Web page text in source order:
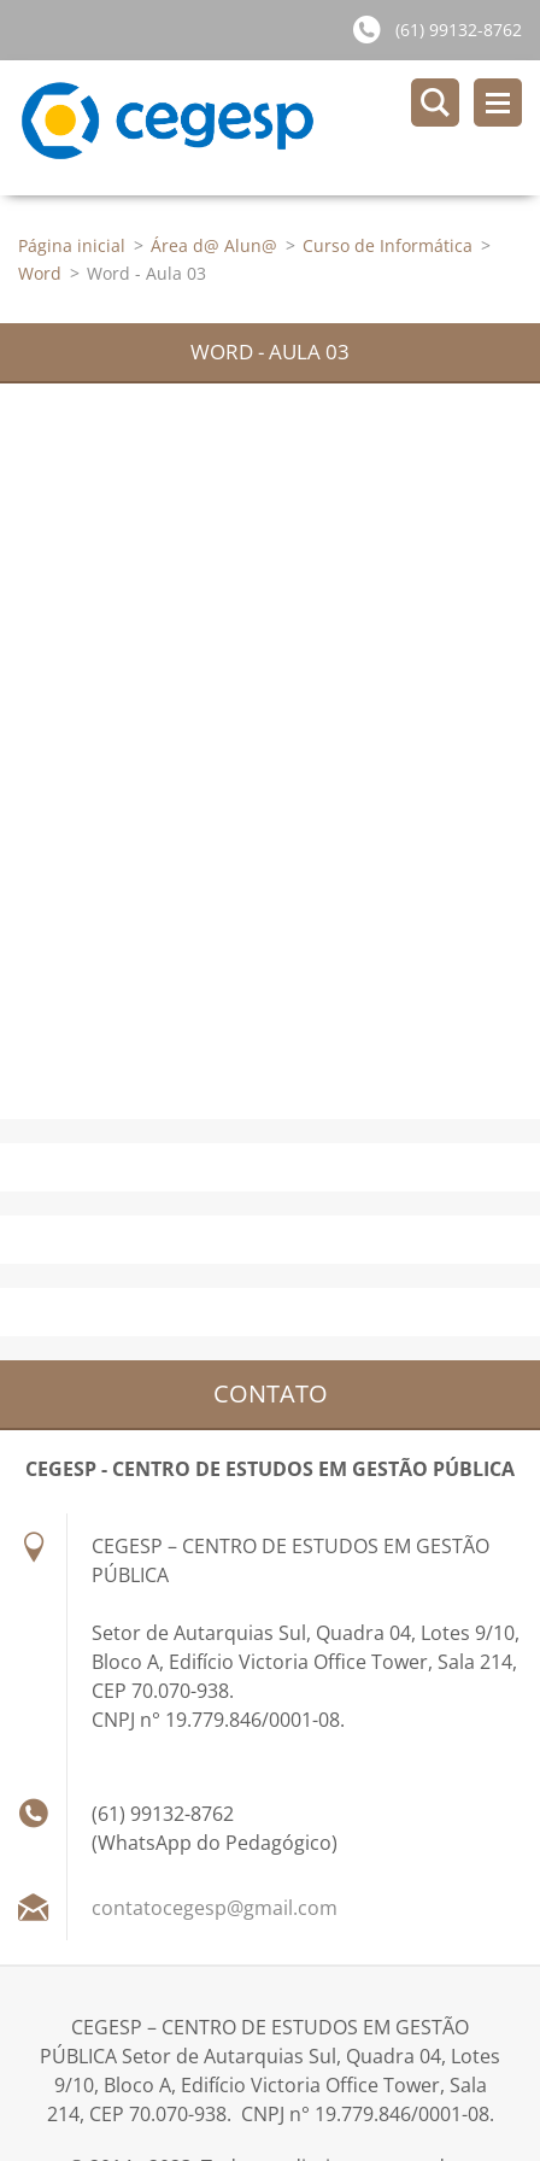
(61) 99132-8762
Página inicial > Área d@ Alun@ > Curso de Informática >
Word > Word - Aula 03
WORD - AULA 03
CONTATO
CEGESP - CENTRO DE ESTUDOS EM GESTÃO PÚBLICA
CEGESP – CENTRO DE ESTUDOS EM GESTÃO
PÚBLICA
Setor de Autarquias Sul, Quadra 04, Lotes 9/10,
Bloco A, Edifício Victoria Office Tower, Sala 214,
CEP 70.070-938.
CNPJ n° 19.779.846/0001-08.
(61) 99132-8762
(WhatsApp do Pedagógico)
contatocegesp@gmail.com
CEGESP – CENTRO DE ESTUDOS EM GESTÃO
PÚBLICA Setor de Autarquias Sul, Quadra 04, Lotes
9/10, Bloco A, Edifício Victoria Office Tower, Sala
214, CEP 70.070-938. CNPJ n° 19.779.846/0001-08.